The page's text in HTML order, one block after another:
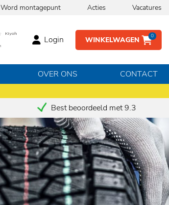
Word montagepunt Acties Vacatures
WINKELWAGEN 0
Login
OVER ONS CONTACT
Best beoordeeld met 9.3